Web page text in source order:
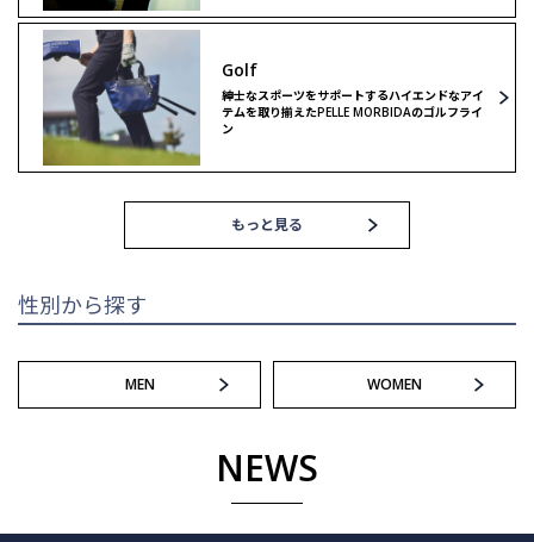
リミテッドモデル
ゴルフ
ゴルフ
Golf
紳士なスポーツをサポートするハイエンドなアイ
テムを取り揃えたPELLE MORBIDAのゴルフライ
ン
もっと見る
性別から探す
MEN WOMEN
NEWS